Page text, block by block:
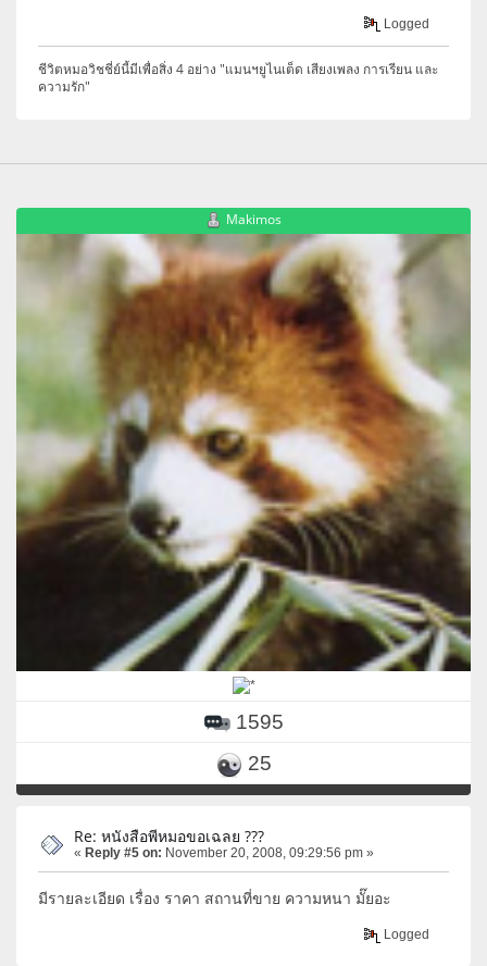
Logged
ชีวิตหมอวิชชี่ย์นี้มีเพื่อสิ่ง 4 อย่าง "แมนฯยูไนเต็ด เสียงเพลง การเรียน และ
ความรัก"
Makimos
1595
25
Re: หนังสือพีหมอขอเฉลย ???
« Reply #5 on: November 20, 2008, 09:29:56 pm »
มีรายละเอียด เรื่อง ราคา สถานที่ขาย ความหนา มั๊ยอะ
Logged